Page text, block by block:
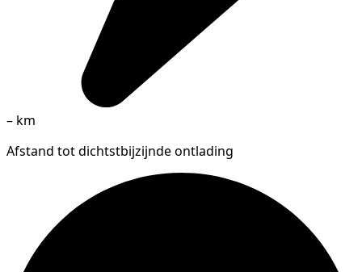
– km
Afstand tot dichtstbijzijnde ontlading